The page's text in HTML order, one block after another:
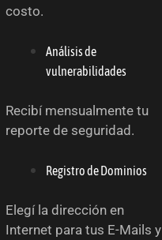
costo.
Análisis de
vulnerabilidades
Recibí mensualmente tu
reporte de seguridad.
Registro de Dominios
Elegí la dirección en
Internet para tus E-Mails y